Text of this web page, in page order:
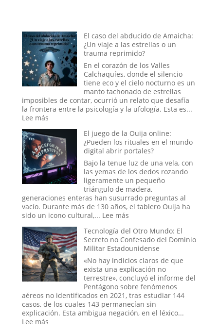
El caso del abducido de Amaicha:
¿Un viaje a las estrellas o un
trauma reprimido?
En el corazón de los Valles
Calchaquíes, donde el silencio
tiene eco y el cielo nocturno es un
manto tachonado de estrellas
imposibles de contar, ocurrió un relato que desafía
la frontera entre la psicología y la ufología. Esta es...
Lee más:
caso
del
abducido
de
Amaicha:
¿Un
viaje
a
las
estrellas
un
trauma
reprimido?
El juego de la Ouija online:
¿Pueden los rituales en el mundo
digital abrir portales?
Bajo la tenue luz de una vela, con
las yemas de los dedos rozando
ligeramente un pequeño
triángulo de madera,
generaciones enteras han susurrado preguntas al
vacío. Durante más de 130 años, el tablero Ouija ha
sido un icono cultural,... Lee más:
juego
de
la
Ouija
online:
¿Pueden
los
rituales
en
el
Tecnología del Otro Mundo: El
Secreto no Confesado del Dominio
Militar Estadounidense
«No hay indicios claros de que
exista una explicación no
terrestre», concluyó el informe del
Pentágono sobre fenómenos
aéreos no identificados en 2021, tras estudiar 144
casos, de los cuales 143 permanecían sin
explicación. Esta ambigua negación, en el léxico...
Lee más: